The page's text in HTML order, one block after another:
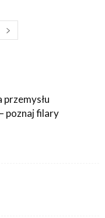
poznaj filary